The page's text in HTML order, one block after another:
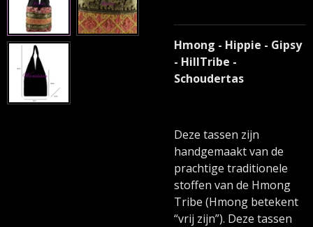
Hmong - Hippie - Gipsy
- HillTribe -
Schoudertas
Deze tassen zijn
handgemaakt van de
prachtige traditionele
stoffen van de Hmong
Tribe (Hmong betekent
“vrij zijn”). Deze tassen